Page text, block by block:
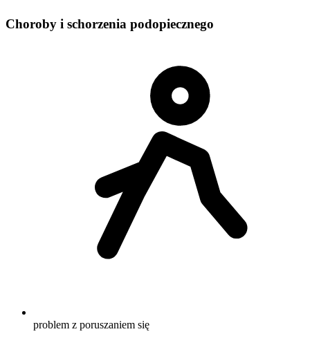
Choroby i schorzenia podopiecznego
problem z poruszaniem się